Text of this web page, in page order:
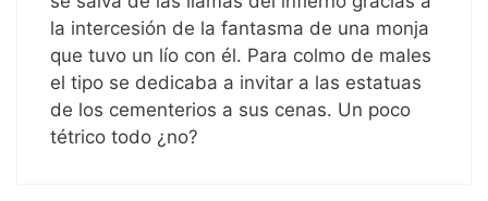
la intercesión de la fantasma de una monja
que tuvo un lío con él. Para colmo de males
el tipo se dedicaba a invitar a las estatuas
de los cementerios a sus cenas. Un poco
tétrico todo ¿no?